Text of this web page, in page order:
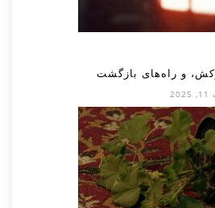
و راه‌های بازگشت